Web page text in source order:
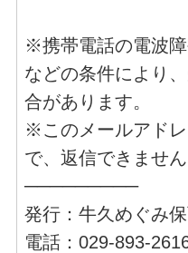
※携帯電話の電波
などの条件により
合があります。
※このメールアド
で、返信できません
─────────
発行：牛久めぐみ
電話：029-893-